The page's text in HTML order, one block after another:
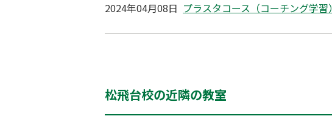
2024年04月08日 プラスタコース（コーチング学習）
松飛台校の近隣の教室